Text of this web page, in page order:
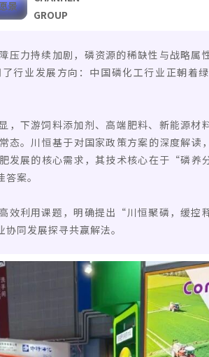
景
GROUP
压力持续加剧，磷资源的稀缺性与战略属
行业发展方向：中国磷化工行业正朝着
，下游饲料添加剂、高端肥料、新能源材
态。川恒基于对国家政策方案的深度解读
发展的核心需求，其技术核心在于“磷养
案。
效利用课题，明确提出“川恒聚磷，缓控
同发展探寻共赢解法。